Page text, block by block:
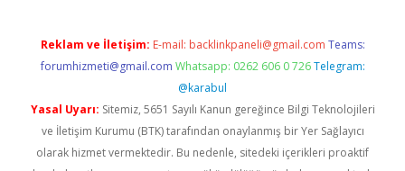
Reklam ve İletişim: E-mail: backlinkpaneli@gmail.com Teams:
forumhizmeti@gmail.com Whatsapp: 0262 606 0 726 Telegram:
@karabul
Yasal Uyarı: Sitemiz, 5651 Sayılı Kanun gereğince Bilgi Teknolojileri
ve İletişim Kurumu (BTK) tarafından onaylanmış bir Yer Sağlayıcı
olarak hizmet vermektedir. Bu nedenle, sitedeki içerikleri proaktif